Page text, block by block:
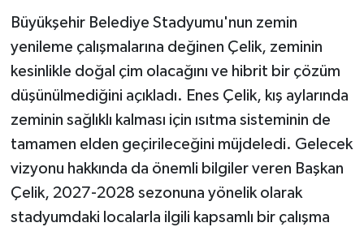
Büyükşehir Belediye Stadyumu'nun zemin
yenileme çalışmalarına değinen Çelik, zeminin
kesinlikle doğal çim olacağını ve hibrit bir çözüm
düşünülmediğini açıkladı. Enes Çelik, kış aylarında
zeminin sağlıklı kalması için ısıtma sisteminin de
tamamen elden geçirileceğini müjdeledi. Gelecek
vizyonu hakkında da önemli bilgiler veren Başkan
Çelik, 2027-2028 sezonuna yönelik olarak
stadyumdaki localarla ilgili kapsamlı bir çalışma